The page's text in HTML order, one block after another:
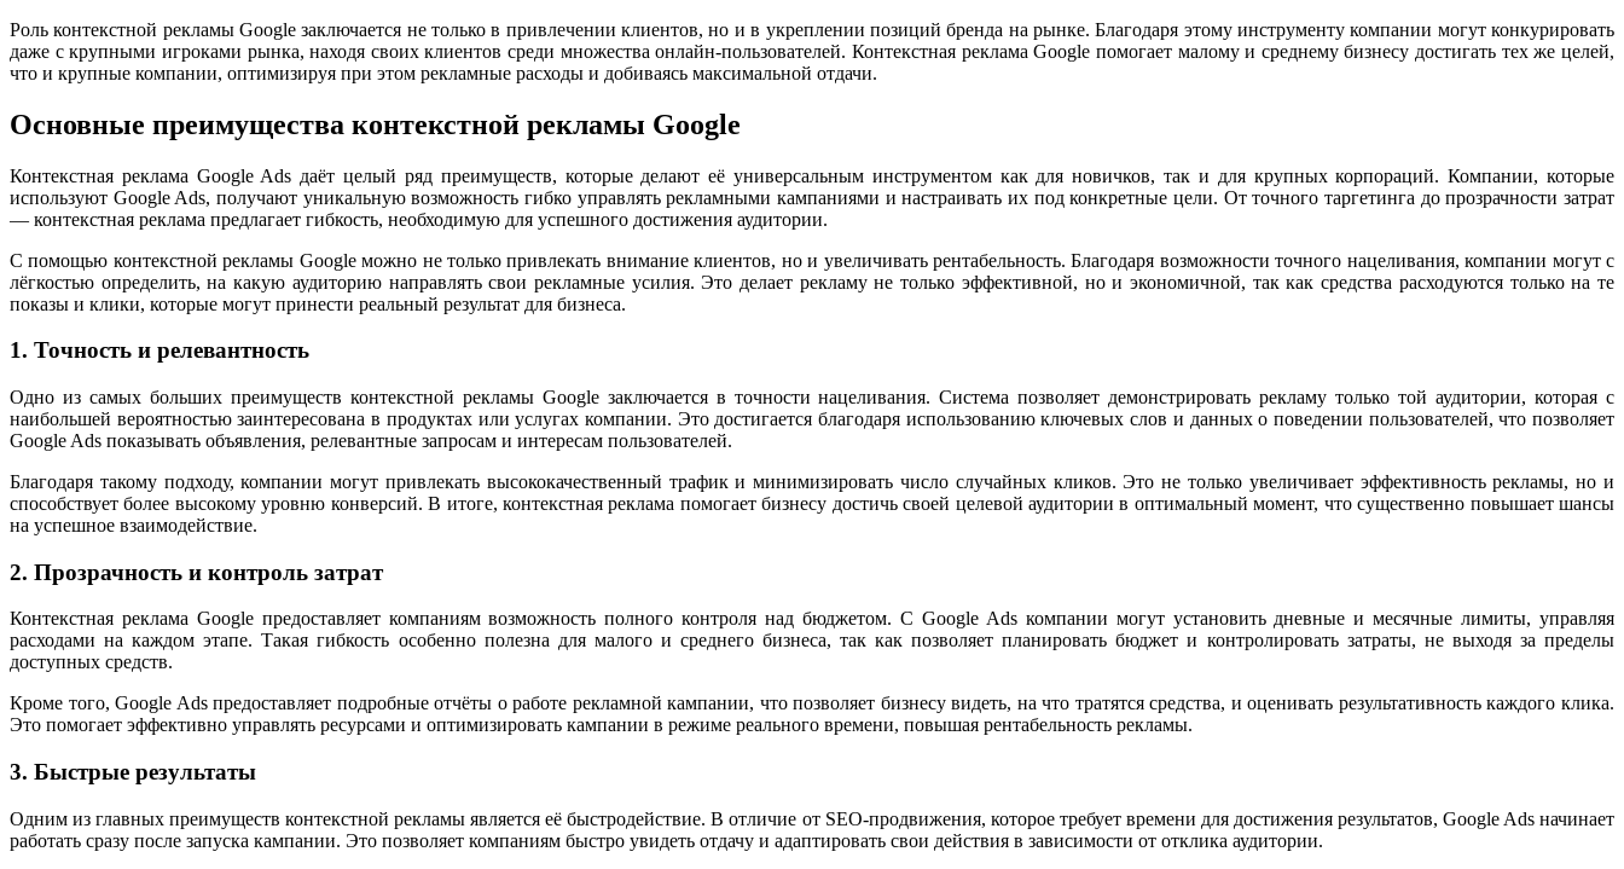
Роль контекстной рекламы Google заключается не только в привлечении клиентов, но и в укреплении позиций бренда на рынке. Благодаря этому инструменту компании могут конкурировать
даже с крупными игроками рынка, находя своих клиентов среди множества онлайн-пользователей. Контекстная реклама Google помогает малому и среднему бизнесу достигать тех же целей,
что и крупные компании, оптимизируя при этом рекламные расходы и добиваясь максимальной отдачи.
Основные преимущества контекстной рекламы Google
Контекстная реклама Google Ads даёт целый ряд преимуществ, которые делают её универсальным инструментом как для новичков, так и для крупных корпораций. Компании, которые
используют Google Ads, получают уникальную возможность гибко управлять рекламными кампаниями и настраивать их под конкретные цели. От точного таргетинга до прозрачности затрат
— контекстная реклама предлагает гибкость, необходимую для успешного достижения аудитории.
С помощью контекстной рекламы Google можно не только привлекать внимание клиентов, но и увеличивать рентабельность. Благодаря возможности точного нацеливания, компании могут с
лёгкостью определить, на какую аудиторию направлять свои рекламные усилия. Это делает рекламу не только эффективной, но и экономичной, так как средства расходуются только на те
показы и клики, которые могут принести реальный результат для бизнеса.
1. Точность и релевантность
Одно из самых больших преимуществ контекстной рекламы Google заключается в точности нацеливания. Система позволяет демонстрировать рекламу только той аудитории, которая с
наибольшей вероятностью заинтересована в продуктах или услугах компании. Это достигается благодаря использованию ключевых слов и данных о поведении пользователей, что позволяет
Google Ads показывать объявления, релевантные запросам и интересам пользователей.
Благодаря такому подходу, компании могут привлекать высококачественный трафик и минимизировать число случайных кликов. Это не только увеличивает эффективность рекламы, но и
способствует более высокому уровню конверсий. В итоге, контекстная реклама помогает бизнесу достичь своей целевой аудитории в оптимальный момент, что существенно повышает шансы
на успешное взаимодействие.
2. Прозрачность и контроль затрат
Контекстная реклама Google предоставляет компаниям возможность полного контроля над бюджетом. С Google Ads компании могут установить дневные и месячные лимиты, управляя
расходами на каждом этапе. Такая гибкость особенно полезна для малого и среднего бизнеса, так как позволяет планировать бюджет и контролировать затраты, не выходя за пределы
доступных средств.
Кроме того, Google Ads предоставляет подробные отчёты о работе рекламной кампании, что позволяет бизнесу видеть, на что тратятся средства, и оценивать результативность каждого клика.
Это помогает эффективно управлять ресурсами и оптимизировать кампании в режиме реального времени, повышая рентабельность рекламы.
3. Быстрые результаты
Одним из главных преимуществ контекстной рекламы является её быстродействие. В отличие от SEO-продвижения, которое требует времени для достижения результатов, Google Ads начинает
работать сразу после запуска кампании. Это позволяет компаниям быстро увидеть отдачу и адаптировать свои действия в зависимости от отклика аудитории.